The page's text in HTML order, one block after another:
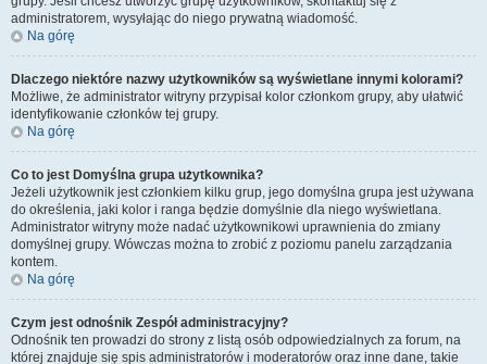
administratorem, wysyłając do niego prywatną wiadomość.
Na górę
Dlaczego niektóre nazwy użytkowników są wyświetlane innymi kolorami?
Możliwe, że administrator witryny przypisał kolor członkom grupy, aby ułatwić
identyfikowanie członków tej grupy.
Na górę
Co to jest Domyślna grupa użytkownika?
Jeżeli użytkownik jest członkiem kilku grup, jego domyślna grupa jest używana
do określenia, jaki kolor i ranga będzie domyślnie dla niego wyświetlana.
Administrator witryny może nadać użytkownikowi uprawnienia do zmiany
domyślnej grupy. Wówczas można to zrobić z poziomu panelu zarządzania
kontem.
Na górę
Czym jest odnośnik Zespół administracyjny?
Odnośnik ten prowadzi do strony z listą osób odpowiedzialnych za forum, na
której znajduje się spis administratorów i moderatorów oraz inne dane, takie